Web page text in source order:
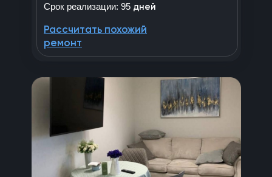
Срок реализации: 95 дней
Рассчитать похожий
ремонт